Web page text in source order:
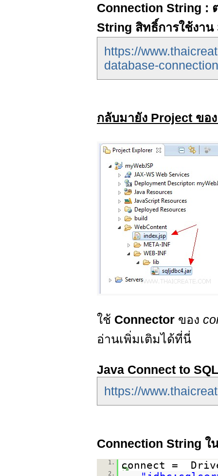
Connection String :
String สิทธิ์การใช้งาน
https://
database-
กลับมายัง Project ขอ
ใช้ Connector ของ
อ่านเพิ่มเติมได้ที่นี่
Java Connect to
https://
Connection String ใ
1. connect =
2.